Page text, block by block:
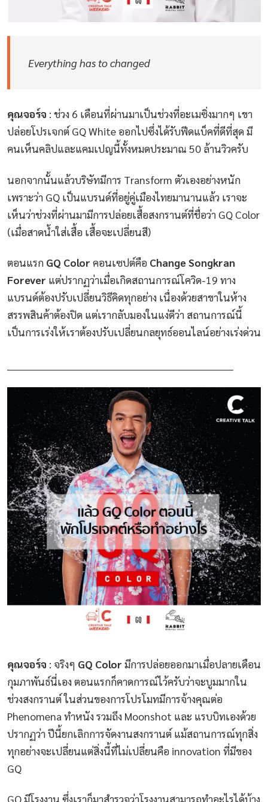
Everything has to changed
คุณจอร์จ : ช่วง 6 เดือนที่ผ่านมาเป็นช่วงที่อะเมซิ่งมากๆ เขา
ปล่อยโปรเจกต์ GQ White ออกไปซึ่งได้รับฟีดแบ็คที่ดีที่สุด มี
คนเห็นคลิปและแคมเปญนี้ทั้งหมดประมาณ 50 ล้านวิวครับ
นอกจากนั้นแล้วบริษัทมีการ Transform ตัวเองอย่างหนัก
เพราะว่า GQ เป็นแบรนด์ที่อยู่คู่เมืองไทยมานานแล้ว เราจะ
เห็นว่าช่วงที่ผ่านมามีการปล่อยเสื้อสงกรานต์ที่ชื่อว่า GQ Color
(เมื่อสาดน้ำใส่เสื้อ เสื้อจะเปลี่ยนสี)
ตอนแรก GQ Color คอนเซปต์คือ Change Songkran
Forever แต่ปรากฏว่าเมื่อเกิดสถานการณ์โควิด-19 ทาง
แบรนด์ต้องปรับเปลี่ยนวิธีคิดทุกอย่าง เนื่องด้วยสาขาในห้าง
สรรพสินค้าต้องปิด แต่เรากลับมองในแง่ดีว่า สถานการณ์นี้
เป็นการเร่งให้เราต้องปรับเปลี่ยนกลยุทธ์ออนไลน์อย่างเร่งด่วน
คุณจอร์จ : จริงๆ GQ Color มีการปล่อยออกมาเมื่อปลายเดือน
กุมภาพันธ์นี่เอง ตอนแรกก็คาดการณ์ไว้ครับว่าจะบูมมากใน
ช่วงสงกรานต์ ในส่วนของการโปรโมทมีการจ้างคุณต่อ
Phenomena ทำหนัง รวมถึง Moonshot และ แรบบิทเองด้วย
ปรากฏว่า ปีนี้ยกเลิกการจัดงานสงกรานต์ แม้สถานการณ์ทุกสิ่ง
ทุกอย่างจะเปลี่ยนแต่สิ่งนี้ที่ไม่เปลี่ยนคือ innovation ที่มีของ
GQ
GQ มีโรงงาน ซึ่งเราก็มาสำรวจว่าโรงงานสามารถทำอะไรได้บ้าง